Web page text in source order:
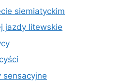
siemiatyckim
jazdy litewskie
sensacyjne